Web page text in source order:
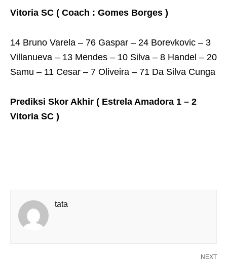
Vitoria SC ( Coach : Gomes Borges )
14 Bruno Varela – 76 Gaspar – 24 Borevkovic – 3
Villanueva – 13 Mendes – 10 Silva – 8 Handel – 20
Samu – 11 Cesar – 7 Oliveira – 71 Da Silva Cunga
Prediksi Skor Akhir ( Estrela Amadora 1 – 2
Vitoria SC )
tata
NEXT